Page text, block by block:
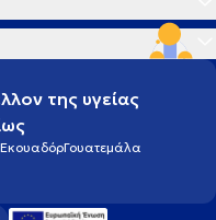
της υγείας
ΕκουαδόρΓουατεμάλα